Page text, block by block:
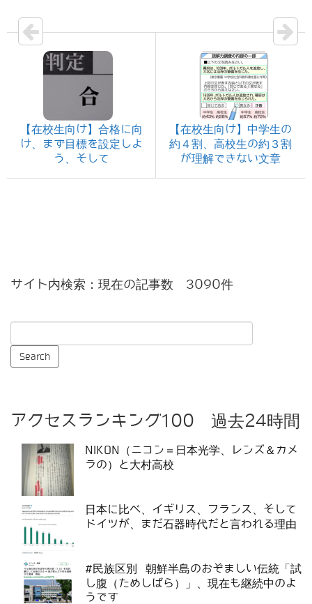
【在校生向け】合格に向
け、まず目標を設定しよ
う、そして
【在校生向け】中学生の
約４割、高校生の約３割
が理解できない文章
サイト内検索：現在の記事数 3090件
アクセスランキング100 過去24時間
NIKON（ニコン＝日本光学、レンズ＆カメ
ラの）と大村高校
日本に比べ、イギリス、フランス、そして
ドイツが、まだ石器時代だと言われる理由
#民族区別 朝鮮半島のおぞましい伝統「試
し腹（ためしばら）」、現在も継続中のよ
うです